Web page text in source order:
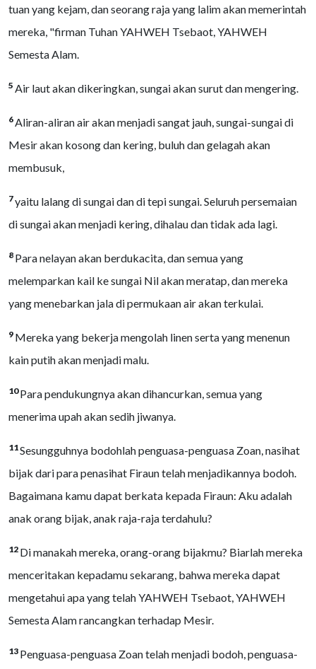
tuan yang kejam, dan seorang raja yang lalim akan memerintah
mereka, "firman Tuhan YAHWEH Tsebaot, YAHWEH
Semesta Alam.
5 Air laut akan dikeringkan, sungai akan surut dan mengering.
6Aliran-aliran air akan menjadi sangat jauh, sungai-sungai di
Mesir akan kosong dan kering, buluh dan gelagah akan
membusuk,
7yaitu lalang di sungai dan di tepi sungai. Seluruh persemaian
di sungai akan menjadi kering, dihalau dan tidak ada lagi.
8 Para nelayan akan berdukacita, dan semua yang
melemparkan kail ke sungai Nil akan meratap, dan mereka
yang menebarkan jala di permukaan air akan terkulai.
9 Mereka yang bekerja mengolah linen serta yang menenun
kain putih akan menjadi malu.
10Para pendukungnya akan dihancurkan, semua yang
menerima upah akan sedih jiwanya.
11Sesungguhnya bodohlah penguasa-penguasa Zoan, nasihat
bijak dari para penasihat Firaun telah menjadikannya bodoh.
Bagaimana kamu dapat berkata kepada Firaun: Aku adalah
anak orang bijak, anak raja-raja terdahulu?
12 Di manakah mereka, orang-orang bijakmu? Biarlah mereka
menceritakan kepadamu sekarang, bahwa mereka dapat
mengetahui apa yang telah YAHWEH Tsebaot, YAHWEH
Semesta Alam rancangkan terhadap Mesir.
13 Penguasa-penguasa Zoan telah menjadi bodoh, penguasa-